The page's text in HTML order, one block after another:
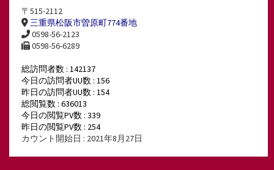
〒515-2112
三重県松阪市曽原町774番地
0598-56-2123
0598-56-6289
総訪問者数 : 142137
今日の訪問者UU数 : 156
昨日の訪問者UU数 : 154
総閲覧数 : 636013
今日の閲覧PV数 : 339
昨日の閲覧PV数 : 254
カウント開始日 : 2021年8月27日